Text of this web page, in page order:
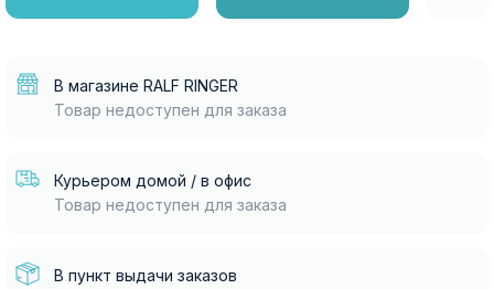
В магазине RALF RINGER
Товар недоступен для заказа
Курьером домой / в офис
Товар недоступен для заказа
В пункт выдачи заказов